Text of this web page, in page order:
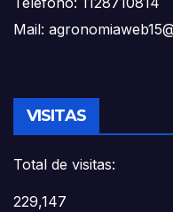
Mail:
VISITAS
Total de visitas:
229,147